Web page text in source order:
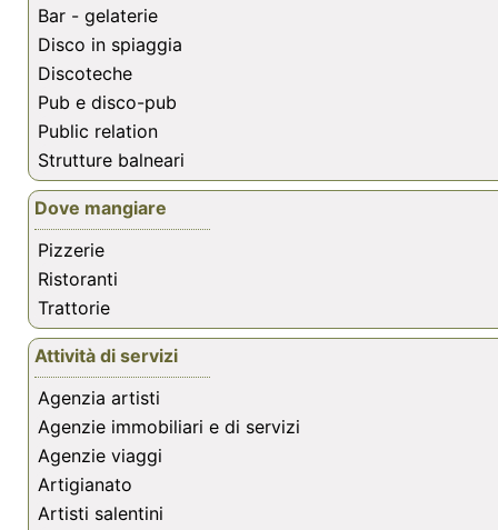
Bar - gelaterie
Disco in spiaggia
Discoteche
Pub e disco-pub
Public relation
Strutture balneari
Dove mangiare
Pizzerie
Ristoranti
Trattorie
Attività di servizi
Agenzia artisti
Agenzie immobiliari e di servizi
Agenzie viaggi
Artigianato
Artisti salentini